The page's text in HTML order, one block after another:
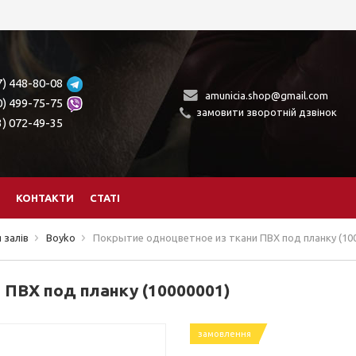
448-80-08
499-75-75
072-49-35
amunicia.shop@gmail.com
замовити зворотній дзвінок
КОНТАКТИ СТАТІ
Boyko Покрытие одноцветное из ткани ПВХ под планку
под планку (10000001)
замовлення